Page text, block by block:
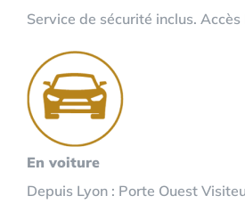
Service de sécurité inclus. Accès
En voiture
Depuis Lyon : Porte Ouest